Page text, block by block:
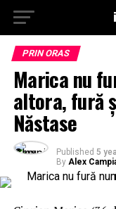
PRIN ORAS
Marica nu
altora, fură
Năstase
Published 5
By Alex